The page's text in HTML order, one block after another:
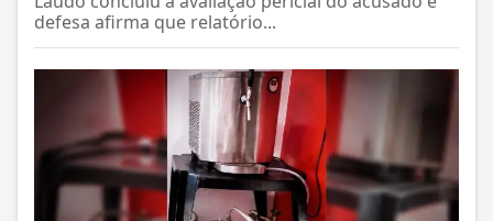
defesa afirma que relatório...